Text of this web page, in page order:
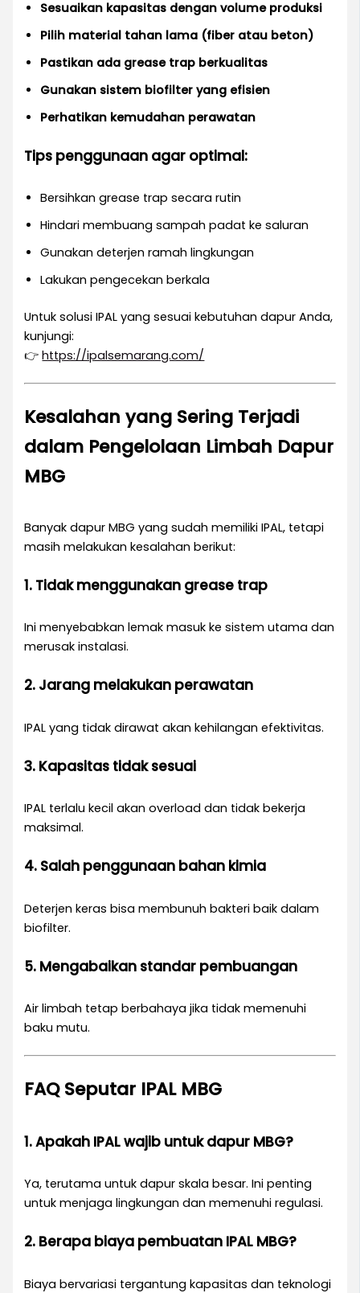
Sesuaikan kapasitas dengan volume produksi
Pilih material tahan lama (fiber atau beton)
Pastikan ada grease trap berkualitas
Gunakan sistem biofilter yang efisien
Perhatikan kemudahan perawatan
Tips penggunaan agar optimal:
Bersihkan grease trap secara rutin
Hindari membuang sampah padat ke saluran
Gunakan deterjen ramah lingkungan
Lakukan pengecekan berkala
Untuk solusi IPAL yang sesuai kebutuhan dapur Anda,
kunjungi:
👉https://ipalsemarang.com/
Kesalahan yang Sering Terjadi
dalam Pengelolaan Limbah Dapur
MBG
Banyak dapur MBG yang sudah memiliki IPAL, tetapi
masih melakukan kesalahan berikut:
1. Tidak menggunakan grease trap
Ini menyebabkan lemak masuk ke sistem utama dan
merusak instalasi.
2. Jarang melakukan perawatan
IPAL yang tidak dirawat akan kehilangan efektivitas.
3. Kapasitas tidak sesuai
IPAL terlalu kecil akan overload dan tidak bekerja
maksimal.
4. Salah penggunaan bahan kimia
Deterjen keras bisa membunuh bakteri baik dalam
biofilter.
5. Mengabaikan standar pembuangan
Air limbah tetap berbahaya jika tidak memenuhi
baku mutu.
FAQ Seputar IPAL MBG
1. Apakah IPAL wajib untuk dapur MBG?
Ya, terutama untuk dapur skala besar. Ini penting
untuk menjaga lingkungan dan memenuhi regulasi.
2. Berapa biaya pembuatan IPAL MBG?
Biaya bervariasi tergantung kapasitas dan teknologi